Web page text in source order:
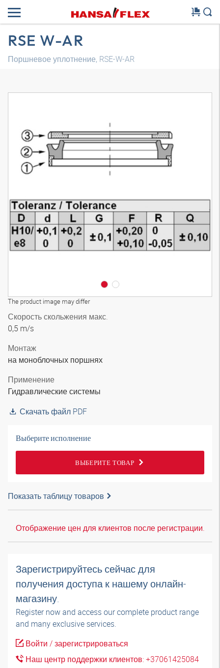
RSE W-AR
Поршневое уплотнение, RSE-W-AR
The product image may differ
Скорость скольжения макс.
0,5 m/s
Монтаж
на моноблочных поршнях
Применение
Гидравлические системы
Скачать файл PDF
Выберите исполнение
ВЫБЕРИТЕ ТОВАР
Показать таблицу товаров
Отображение цен для клиентов после регистрации.
Зарегистрируйтесь сейчас для
получения доступа к нашему онлайн-
магазину.
Register now and access our complete product range
and many exclusive services.
Войти / зарегистрироваться
Наш центр поддержки клиентов: +37061425084